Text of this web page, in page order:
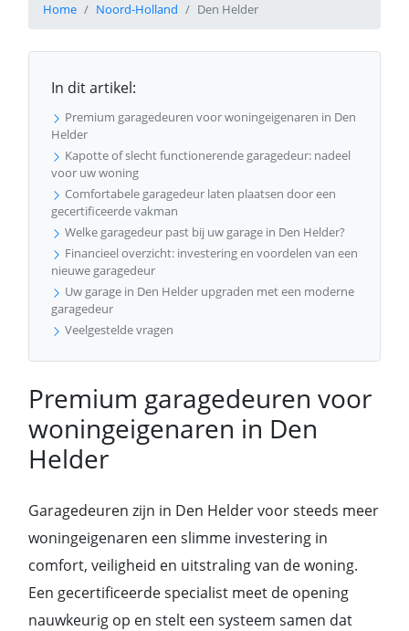
Home Noord-Holland Den Helder
In dit artikel:
Premium garagedeuren voor woningeigenaren in Den
Helder
Kapotte of slecht functionerende garagedeur: nadeel
voor uw woning
Comfortabele garagedeur laten plaatsen door een
gecertificeerde vakman
Welke garagedeur past bij uw garage in Den Helder?
Financieel overzicht: investering en voordelen van een
nieuwe garagedeur
Uw garage in Den Helder upgraden met een moderne
garagedeur
Veelgestelde vragen
Premium garagedeuren voor
woningeigenaren in Den
Helder
Garagedeuren zijn in Den Helder voor steeds meer
woningeigenaren een slimme investering in
comfort, veiligheid en uitstraling van de woning.
Een gecertificeerde specialist meet de opening
nauwkeurig op en stelt een systeem samen dat